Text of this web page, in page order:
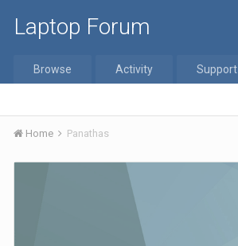
Laptop Forum
Browse Activity Support
Home Panathas